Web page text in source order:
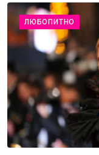
ЛЮБОПИТНО